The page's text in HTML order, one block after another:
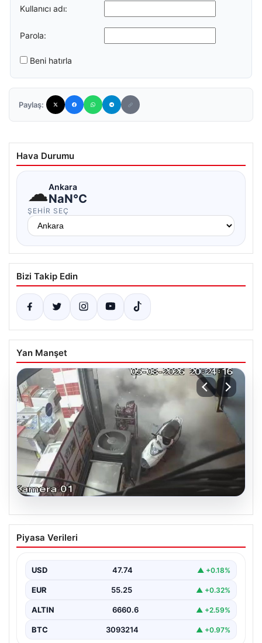
Kullanıcı adı:
Parola:
Beni hatırla
Paylaş:
Hava Durumu
☁Ankara
NaN°C
ŞEHIR SEÇ
Bizi Takip Edin
Yan Manşet
06.08.2026
Bahçelievler’de Güvenlik Problemi ve
Binanın Çöküşü
Mahallesi Taşova Sokak'ta korkutucu bir olay yaşandı.
Yaklaşık 38…
Piyasa Verileri
USD 47.74 ▲ +0.18%
EUR 55.25 ▲ +0.32%
ALTIN 6660.6 ▲ +2.59%
BTC 3093214 ▲ +0.97%